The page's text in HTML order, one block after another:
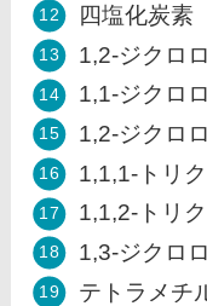
四塩化炭素
1,2-ジクロ
1,1-ジクロ
1,2-ジクロ
1,1,1-トリ
1,1,2-トリ
1,3-ジクロ
テトラメチ